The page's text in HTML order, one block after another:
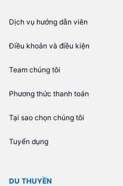
Dịch vụ hướng dẫn viên
Điều khoản và điều kiện
Team chúng tôi
Phương thức thanh toán
Tại sao chọn chúng tôi
Tuyển dụng
DU THUYỀN